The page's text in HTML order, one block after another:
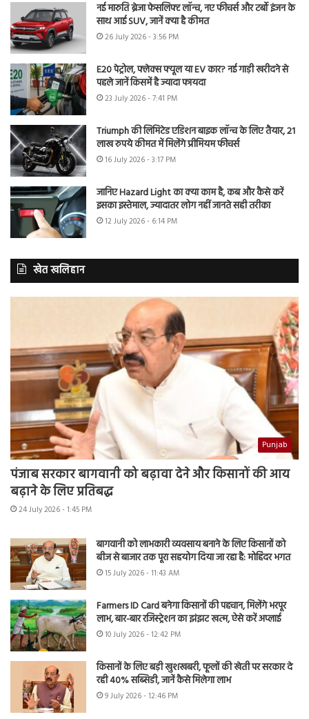
नई मारुति ब्रेजा फेसलिफ्ट लॉन्च, नए फीचर्स और टर्बो इंजन के
साथ आई SUV, जानें क्या है कीमत
26 July 2026 - 3:56 PM
E20 पेट्रोल, फ्लेक्स फ्यूल या EV कार? नई गाड़ी खरीदने से
पहले जानें किसमें है ज्यादा फायदा
23 July 2026 - 7:41 PM
Triumph की लिमिटेड एडिशन बाइक लॉन्च के लिए तैयार, 21
लाख रुपये कीमत में मिलेंगे प्रीमियम फीचर्स
16 July 2026 - 3:17 PM
जानिए Hazard Light का क्या काम है, कब और कैसे करें
इसका इस्तेमाल, ज्यादातर लोग नहीं जानते सही तरीका
12 July 2026 - 6:14 PM
खेत खलिहान
Punjab
पंजाब सरकार बागवानी को बढ़ावा देने और किसानों की आय
बढ़ाने के लिए प्रतिबद्ध
24 July 2026 - 1:45 PM
बागवानी को लाभकारी व्यवसाय बनाने के लिए किसानों को
बीज से बाजार तक पूरा सहयोग दिया जा रहा है: मोहिंदर भगत
15 July 2026 - 11:43 AM
Farmers ID Card बनेगा किसानों की पहचान, मिलेंगे भरपूर
लाभ, बार-बार रजिस्ट्रेशन का झंझट खत्म, ऐसे करें अप्लाई
10 July 2026 - 12:42 PM
किसानों के लिए बड़ी खुशखबरी, फूलों की खेती पर सरकार दे
रही 40% सब्सिडी, जानें कैसे मिलेगा लाभ
9 July 2026 - 12:46 PM